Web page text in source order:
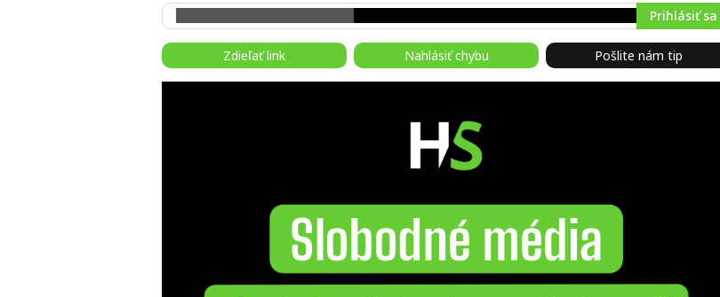
Prihlásiť sa
Zdieľať link Nahlásiť chybu Pošlite nám tip